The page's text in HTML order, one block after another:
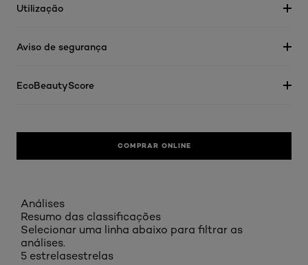
Utilização
Aviso de segurança
EcoBeautyScore
COMPRAR ONLINE
Análises
Resumo das classificações
Selecionar uma linha abaixo para filtrar as
análises.
5 estrelasestrelas